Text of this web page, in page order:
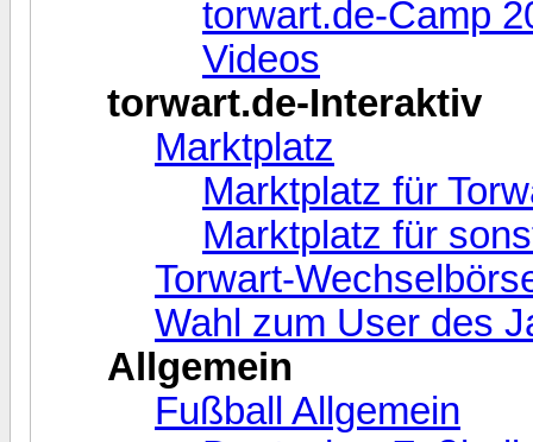
torwart.de-Camp
Videos
torwart.de-Interaktiv
Marktplatz
Marktplatz für
Marktplatz für
Torwart-
Wahl zum User des
Allgemein
Fußball Allgemein